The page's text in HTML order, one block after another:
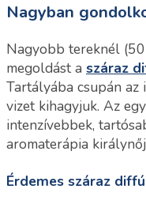
Nagyban
Nagyobb tereknél
megoldást a száraz
Tartályába csupán
vizet kihagyjuk. Az
intenzívebbek,
aromaterápia
Érdemes száraz